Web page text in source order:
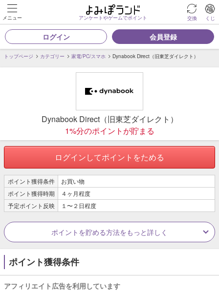
メニュー アンケートやゲームでポイント 交換 くじ
ログイン 会員登録
トップページ カテゴリー 家電/PC/スマホ Dynabook Direct（旧東芝ダイレクト）
Dynabook Direct（旧東芝ダイレクト）
1%分のポイントが貯まる
ログインしてポイントをためる
ポイント獲得条件
お買い物
ポイント獲得時期
４ヶ月程度
予定ポイント反映
１〜２日程度
ポイントを貯める方法をもっと詳しく
ポイント獲得条件
アフィリエイト広告を利用しています